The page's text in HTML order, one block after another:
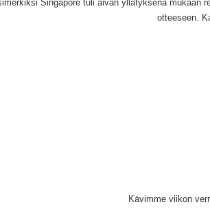
Singapore tuli aivan yllätyksenä mukaan
otteeseen.
Kävimme viikon